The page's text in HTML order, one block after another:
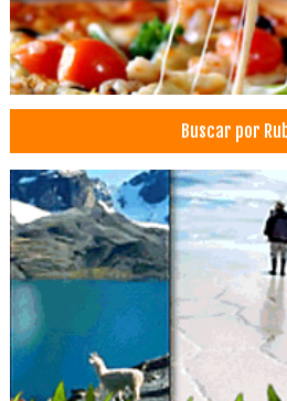
Jardines
Jardinería: Materiales e Insumos
Herramientas de jardinería
Corte y tala de árboles
Cafeterías
Cerveza
Karaokes
Pub’s
Servicio de transfer
Taxi
Transfer
Buscar por